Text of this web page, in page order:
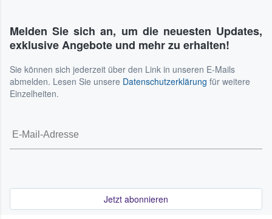
Melden Sie sich an, um die neuesten Updates,
exklusive Angebote und mehr zu erhalten!
Sie können sich jederzeit über den Link in unseren E-Mails
abmelden. Lesen Sie unsere Datenschutzerklärung für weitere
Einzelheiten.
Jetzt abonnieren